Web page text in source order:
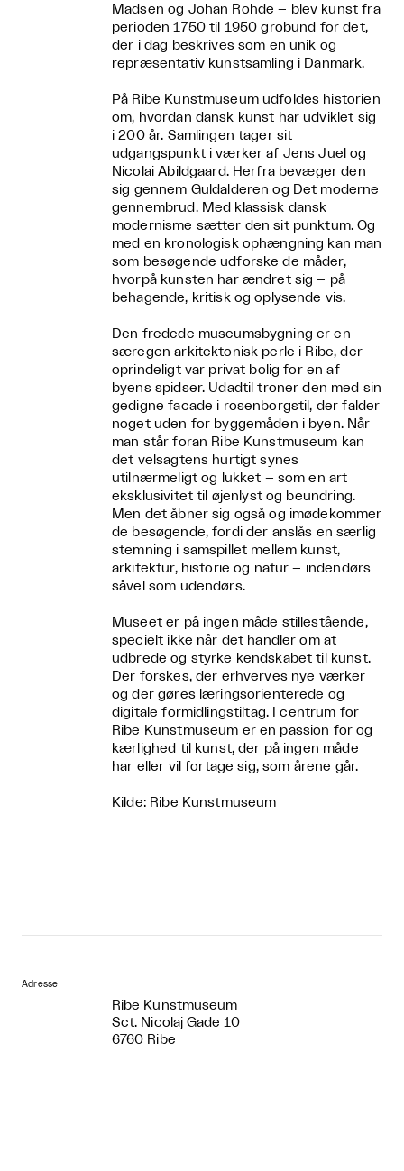
Madsen og Johan Rohde – blev kunst fra
perioden 1750 til 1950 grobund for det,
der i dag beskrives som en unik og
repræsentativ kunstsamling i Danmark.
På Ribe Kunstmuseum udfoldes historien
om, hvordan dansk kunst har udviklet sig
i 200 år. Samlingen tager sit
udgangspunkt i værker af Jens Juel og
Nicolai Abildgaard. Herfra bevæger den
sig gennem Guldalderen og Det moderne
gennembrud. Med klassisk dansk
modernisme sætter den sit punktum. Og
med en kronologisk ophængning kan man
som besøgende udforske de måder,
hvorpå kunsten har ændret sig – på
behagende, kritisk og oplysende vis.
Den fredede museumsbygning er en
særegen arkitektonisk perle i Ribe, der
oprindeligt var privat bolig for en af
byens spidser. Udadtil troner den med sin
gedigne facade i rosenborgstil, der falder
noget uden for byggemåden i byen. Når
man står foran Ribe Kunstmuseum kan
det velsagtens hurtigt synes
utilnærmeligt og lukket – som en art
eksklusivitet til øjenlyst og beundring.
Men det åbner sig også og imødekommer
de besøgende, fordi der anslås en særlig
stemning i samspillet mellem kunst,
arkitektur, historie og natur – indendørs
såvel som udendørs.
Museet er på ingen måde stillestående,
specielt ikke når det handler om at
udbrede og styrke kendskabet til kunst.
Der forskes, der erhverves nye værker
og der gøres læringsorienterede og
digitale formidlingstiltag. I centrum for
Ribe Kunstmuseum er en passion for og
kærlighed til kunst, der på ingen måde
har eller vil fortage sig, som årene går.
Kilde: Ribe Kunstmuseum
Adresse
Ribe Kunstmuseum
Sct. Nicolaj Gade 10
6760 Ribe